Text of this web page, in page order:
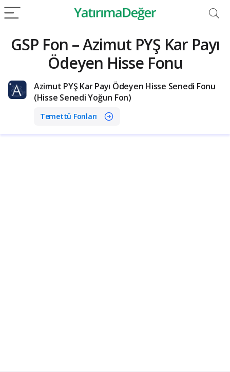
GSP Fon – Azimut PYŞ Kar Payı
Ödeyen Hisse Fonu
Azimut PYŞ Kar Payı Ödeyen Hisse Senedi Fonu
(Hisse Senedi Yoğun Fon)
Temettü Fonları